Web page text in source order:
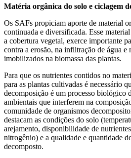
Matéria orgânica do solo e ciclagem
Os SAFs propiciam aporte de material
continuada e diversificada. Esse
a cobertura vegetal, exerce importante
contra a erosão, na infiltração de água e
imobilizados na biomassa das plantas.
Para que os nutrientes contidos no
para as plantas cultivadas é necessário
decomposição é um processo biológico
ambientais que interferem na
comunidade de organismos
destacam as condições do solo
arejamento, disponibilidade de
nitrogênio) e a qualidade e quantidade
decomposto.